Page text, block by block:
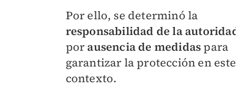
Por ello, se determinó la
responsabilidad de la
por ausencia de medidas para
garantizar la protección en este
contexto.